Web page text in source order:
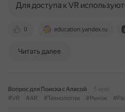
0 education.yandex.ru
Для доступа к VR
Читать далее
Вопрос для Поиска с Алисой
5 мая
#VR
#AR #Технологии #Рынок